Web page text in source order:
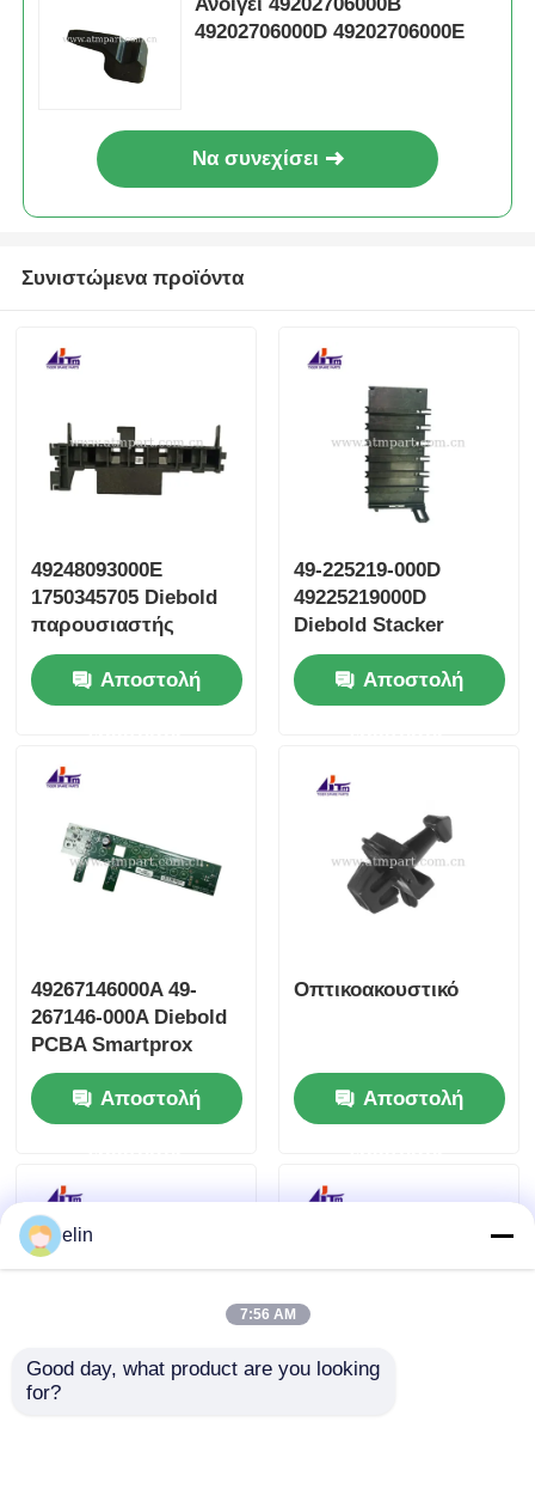
49202706000D 49202706000E
Να συνεχίσει
Συνιστώμενα προϊόντα
49248093000E
1750345705 Diebold
παρουσιαστής
πίνακα ATM
Αποστολή
49-225219-000D
49225219000D
Diebold Stacker
Divert Door ΑΤΜ
Μέρη
Αποστολή
49267146000A 49-
267146-000A Diebold
PCBA Smartprox
πληκτρολόγιο 2.0
Αποστολή
Οπτικοακουστικό
Αποστολή
elin
7:56 AM
Good day, what product are you looking
for?